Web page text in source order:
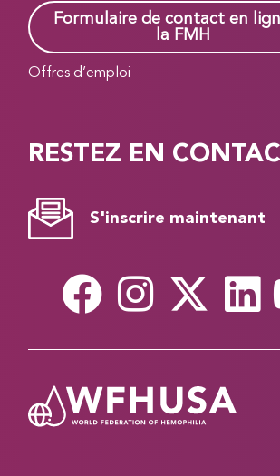
Formulaire de contact en
la FMH
Offres d’emploi
RESTEZ EN
S'inscrire maintenant